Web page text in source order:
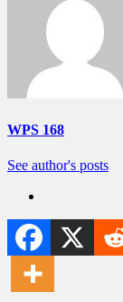
WPS 168
See author's posts